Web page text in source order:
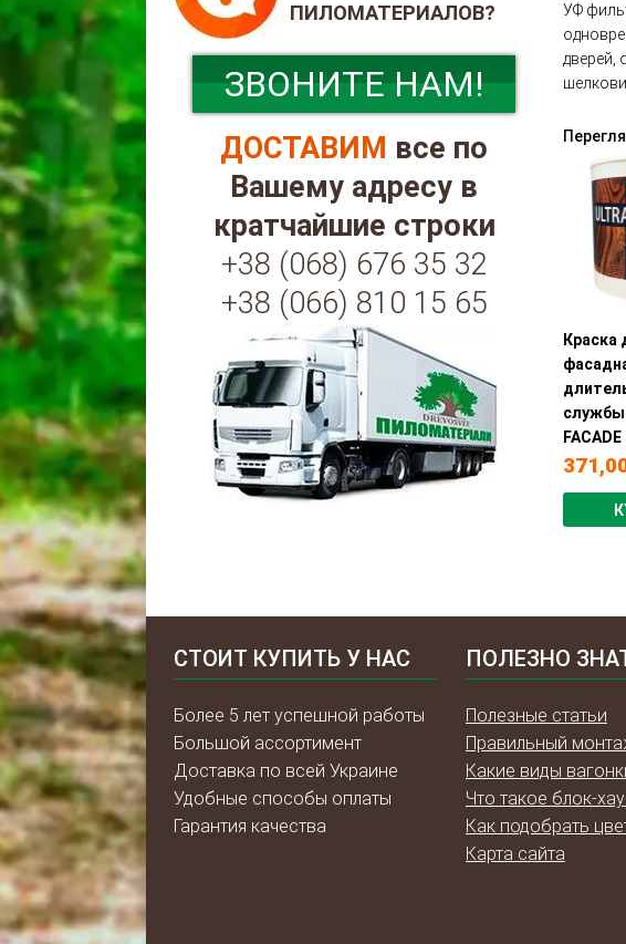
УФ
дверей,
Краска
службы
ПИЛОМАТЕРИАЛОВ?
ЗВОНИТЕ НАМ!
ДОСТАВИМ все по
Вашему адресу в
кратчайшие строки
+38 (068) 676 35 32
+38 (066) 810 15 65
СТОИТ КУПИТЬ У НАС
Более 5 лет успешной работы
Большой ассортимент
Доставка по всей Украине
Удобные способы оплаты
Гарантия качества
ПОЛЕЗНО
Полезные статьи
Правильный
Какие виды
Что такое блок-
Как подобрать
Карта сайта